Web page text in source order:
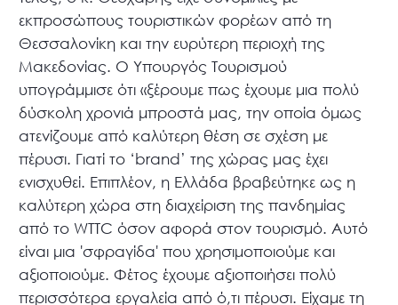
εκπροσώπους τουριστικών φορέων από τη
Θεσσαλονίκη και την ευρύτερη περιοχή της
Μακεδονίας. Ο Υπουργός Τουρισμού
υπογράμμισε ότι «ξέρουμε πως έχουμε μια πολύ
δύσκολη χρονιά μπροστά μας, την οποία όμως
ατενίζουμε από καλύτερη θέση σε σχέση με
πέρυσι. Γιατί το ‘brand’ της χώρας μας έχει
ενισχυθεί. Επιπλέον, η Ελλάδα βραβεύτηκε ως η
καλύτερη χώρα στη διαχείριση της πανδημίας
από το WTTC όσον αφορά στον τουρισμό. Αυτό
είναι μια 'σφραγίδα' που χρησιμοποιούμε και
αξιοποιούμε. Φέτος έχουμε αξιοποιήσει πολύ
περισσότερα εργαλεία από ό,τι πέρυσι. Είχαμε τη